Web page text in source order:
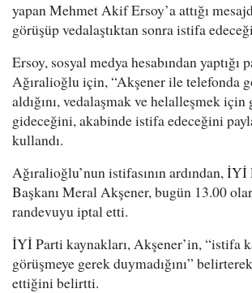
yapan Mehmet Akif Ersoy’a attığı
görüşüp vedalaştıktan sonra istifa
Ersoy, sosyal medya hesabından yaptığı
Ağıralioğlu için, “Akşener ile telefonda
aldığını, vedalaşmak ve helalleşmek için
gideceğini, akabinde istifa edeceğini
kullandı.
Ağıralioğlu’nun istifasının ardından,
Başkanı Meral Akşener, bugün 13.00
randevuyu iptal etti.
İYİ Parti kaynakları, Akşener’in, “istifa
görüşmeye gerek duymadığını”
ettiğini belirtti.